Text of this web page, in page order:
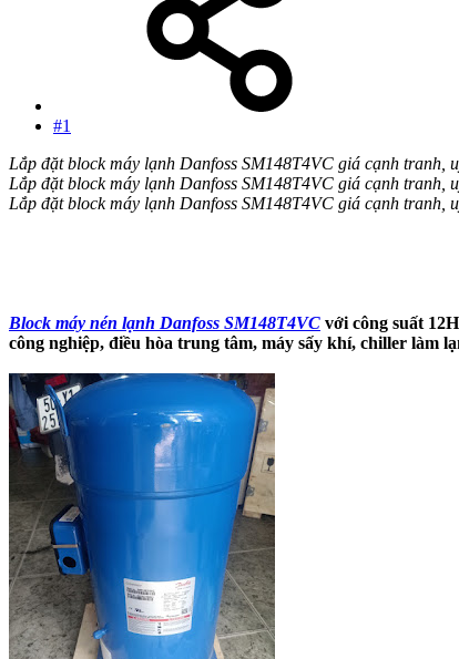
#1
Lắp đặt block máy lạnh Danfoss SM148T4VC giá cạnh
Lắp đặt block máy lạnh Danfoss SM148T4VC giá cạnh
Lắp đặt block máy lạnh Danfoss SM148T4VC giá cạnh
Block máy nén lạnh Danfoss SM148T4VC với công suất
công nghiệp, điều hòa trung tâm, máy sấy khí, chiller làm